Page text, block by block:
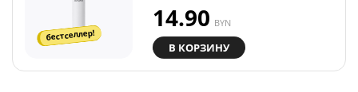
бестселлер!
14.90 BYN
В КОРЗИНУ